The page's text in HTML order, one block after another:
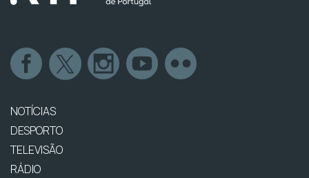
NOTÍCIAS
DESPORTO
TELEVISÃO
RÁDIO